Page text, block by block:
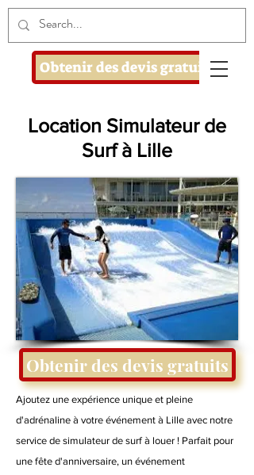
Obtenir des devis gratuits
Location Simulateur de
Surf à Lille
Obtenir des devis gratuits
Ajoutez une expérience unique et pleine
d'adrénaline à votre événement à Lille avec notre
service de simulateur de surf à louer ! Parfait pour
une fête d'anniversaire, un événement